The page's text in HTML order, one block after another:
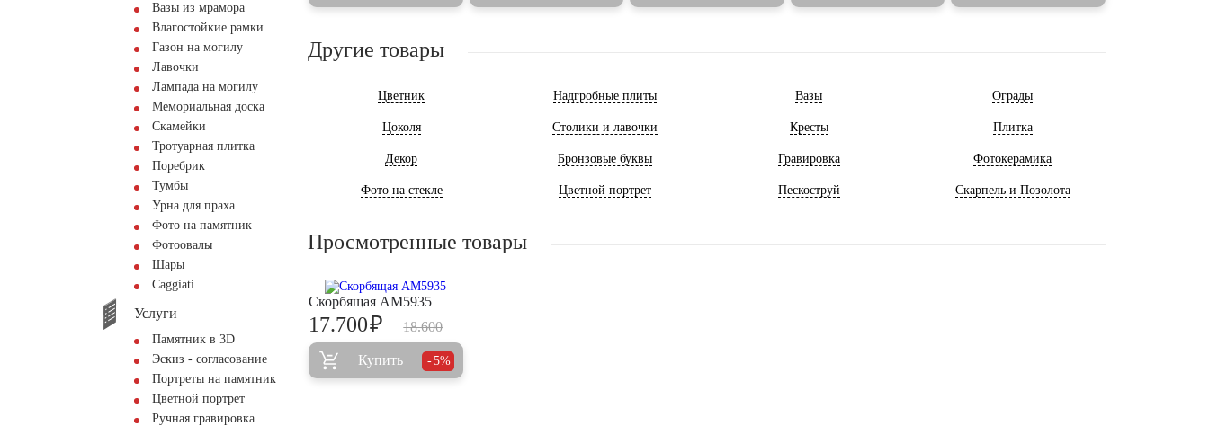
Вазы из мрамора
Влагостойкие рамки
Газон на могилу
Лавочки
Лампада на могилу
Мемориальная доска
Скамейки
Тротуарная плитка
Поребрик
Тумбы
Урна для праха
Фото на памятник
Фотоовалы
Шары
Сaggiati
Услуги
Памятник в 3D
Эскиз - согласование
Портреты на памятник
Цветной портрет
Ручная гравировка
Другие товары
Цветник Надгробные плиты Вазы Ограды
Цоколя Столики и лавочки Кресты Плитка
Декор Бронзовые буквы Гравировка Фотокерамика
Фото на стекле Цветной портрет Пескоструй Скарпель и Позолота
Просмотренные товары
Скорбящая AM5935
18.600
17.700₽
Купить 5%